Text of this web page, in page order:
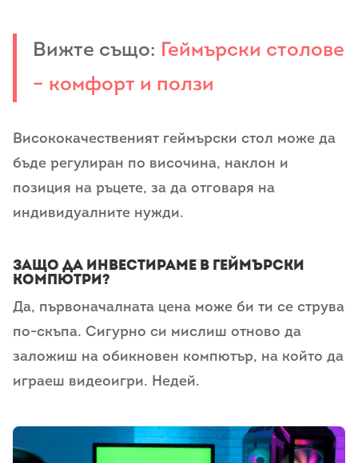
Вижте също: Геймърски столове
– комфорт и ползи
Висококачественият геймърски стол може да
бъде регулиран по височина, наклон и
позиция на ръцете, за да отговаря на
индивидуалните нужди.
Защо да инвестираме в геймърски
компютри?
Да, първоначалната цена може би ти се струва
по-скъпа. Сигурно си мислиш отново да
заложиш на обикновен компютър, на който да
играеш видеоигри. Недей.